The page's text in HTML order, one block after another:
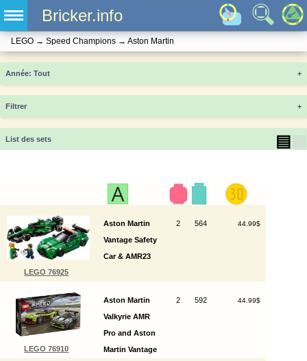
Bricker.info
LEGO → Speed Champions → Aston Martin
Année +
Filtrer +
List des sets ▤
LEGO 76925
Aston Martin
Vantage Safety
Car & AMR23
2 564 44.99$
LEGO 76910
Aston Martin
Valkyrie AMR
Pro and Aston
Martin Vantage
2 592 44.99$